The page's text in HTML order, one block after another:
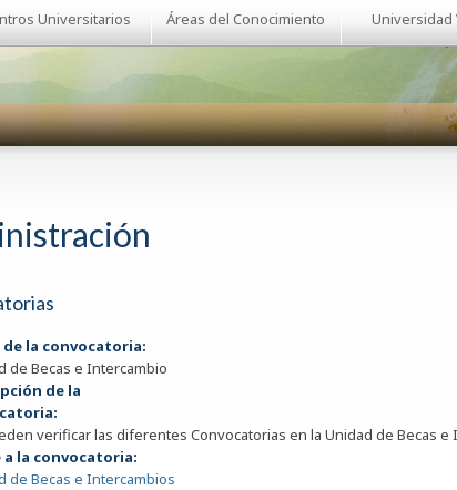
Universitarios Áreas del Conocimiento Universidad
la convocatoria:
de Becas e Intercambio
de la
verificar las diferentes Convocatorias en la Unidad de Becas
a la convocatoria:
de Becas e Intercambios